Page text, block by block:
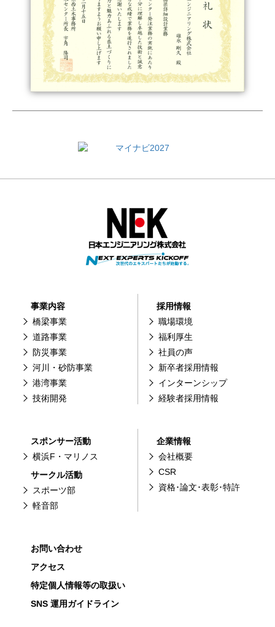
事業内容
橋梁事業
道路事業
防災事業
河川・砂防事業
港湾事業
技術開発
採用情報
職場環境
福利厚生
社員の声
新卒者採用情報
インターンシップ
経験者採用情報
スポンサー活動
横浜F・マリノス
サークル活動
スポーツ部
軽音部
企業情報
会社概要
CSR
資格･論文･表彰･特許
お問い合わせ
アクセス
特定個人情報等の取扱い
SNS 運用ガイドライン